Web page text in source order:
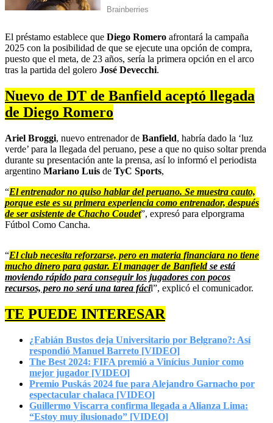
El préstamo establece que Diego Romero afrontará la campaña
2025 con la posibilidad de que se ejecute una opción de compra,
puesto que el meta, de 23 años, sería la primera opción en el arco
tras la partida del golero José Devecchi.
Nuevo de DT de Banfield aceptó llegada
de Diego Romero
Ariel Broggi, nuevo entrenador de Banfield, habría dado la ‘luz
verde’ para la llegada del peruano, pese a que no quiso soltar prenda
durante su presentación ante la prensa, así lo informó el periodista
argentino Mariano Luis de TyC Sports,
“El entrenador no quiso hablar del peruano. Se muestra cauto,
porque este es su primera experiencia como entrenador, después
de ser asistente de Chacho Coudet”, expresó para elporgrama
Fútbol Como Cancha.
“El club necesita reforzarse, pero en materia financiara no tiene
mucho dinero para gastar. El manager de Banfieldse está
moviendo rápido para conseguir los jugadores con pocos
recursos, pero no será una tarea fácil”, explicó el comunicador.
TE PUEDE INTERESAR
¿Fabián Bustos deja Universitario por Belgrano?: Así
respondió Manuel Barreto [VIDEO]
The Best 2024: FIFA premió a Vinícius Junior como
mejor jugador [VIDEO]
Premio Puskás 2024 fue para Alejandro Garnacho por
espectacular chalaca [VIDEO]
Guillermo Viscarra confirma llegada a Alianza Lima:
“Estoy muy ilusionado” [VIDEO]